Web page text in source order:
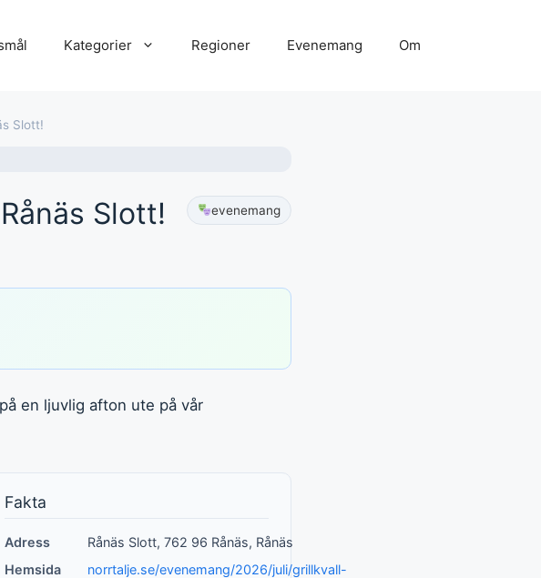
Kategorier Regioner Evenemang Om
Slott!
Slott! evenemang
en ljuvlig afton ute på vår
Fakta
Adress
Rånäs Slott, 762 96 Rånäs, Rånäs
Hemsida
norrtalje.se/evenemang/2026/juli/grillkvall-